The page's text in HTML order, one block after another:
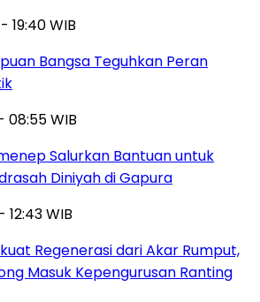
19:40 WIB
Bangsa Teguhkan Peran
08:55 WIB
Salurkan Bantuan untuk
Diniyah di Gapura
12:43 WIB
Regenerasi dari Akar Rumput,
Masuk Kepengurusan Ranting